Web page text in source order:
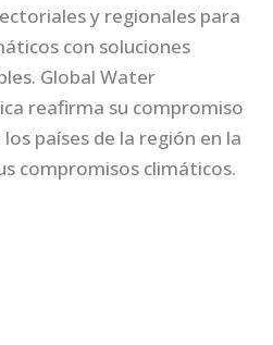
y regionales para
con soluciones
Global Water
reafirma su compromiso
países de la región en la
compromisos climáticos.